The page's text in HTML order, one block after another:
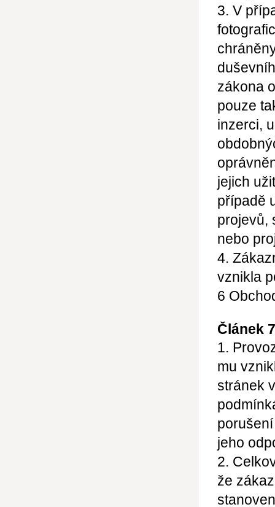
3. V
zákona
pouze
inzerci,
jejich
případě
projevů,
nebo
4.
vznikla
6
Článek
1.
mu
stránek
jeho
2.
že